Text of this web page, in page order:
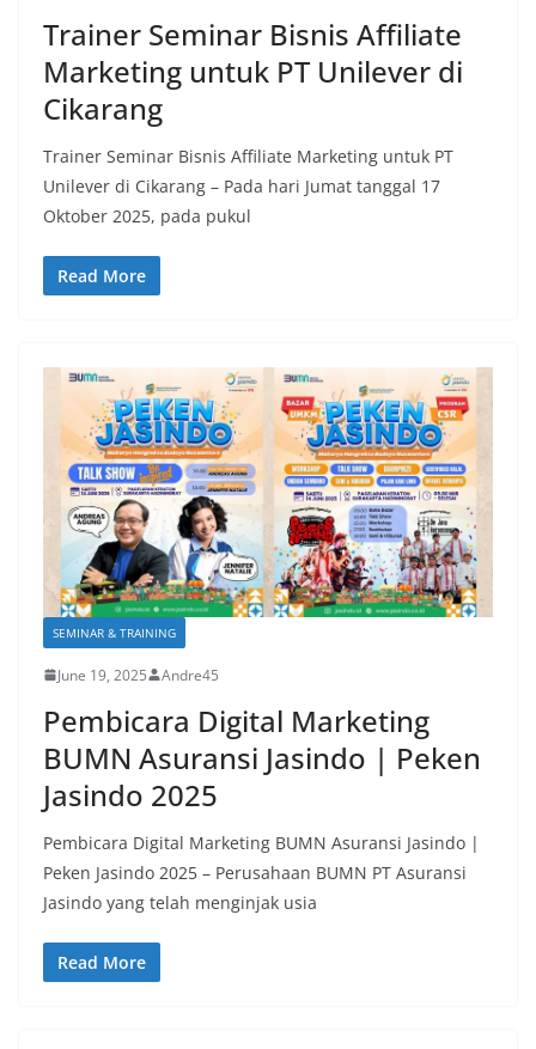
Trainer Seminar Bisnis Affiliate
Marketing untuk PT Unilever di
Cikarang
Trainer Seminar Bisnis Affiliate Marketing untuk PT
Unilever di Cikarang – Pada hari Jumat tanggal 17
Oktober 2025, pada pukul
Read More
SEMINAR & TRAINING
June 19, 2025 Andre45
Pembicara Digital Marketing
BUMN Asuransi Jasindo | Peken
Jasindo 2025
Pembicara Digital Marketing BUMN Asuransi Jasindo |
Peken Jasindo 2025 – Perusahaan BUMN PT Asuransi
Jasindo yang telah menginjak usia
Read More